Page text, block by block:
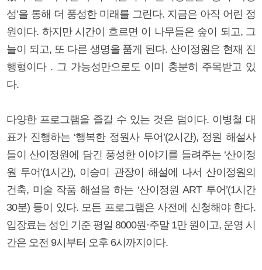
성’을 통해 더 풍성한 미래를 그린다. 지금은 아직 어린 정
원이다. 하지만 시간이 흐르면 이 나무들은 숲이 되고, 그
늘이 되고, 또 다른 생명을 품게 된다. 산이정원은 현재 진
행형이다 . 그 가능성만으로도 이미 충분히 주목받고 있
다.
다양한 프로그램을 즐길 수 있는 것은 덤이다. 이병철 대
표가 진행하는 ‘행복한 정원사 투어’(2시간), 정원 해설사
들이 산이정원에 담긴 풍성한 이야기를 들려주는 ‘산이정
원 투어’(1시간), 이승미 관장이 해설에 나서 산이정원의
건축, 미술 작품 해설을 하는 ‘산이정원 ART 투어’(1시간
30분) 등이 있다. 모든 프로그램은 사전에 신청해야 한다.
입장료는 성인 기준 평일 8000원·주말 1만 원이고, 운영 시
간은 오전 9시부터 오후 6시까지이다.